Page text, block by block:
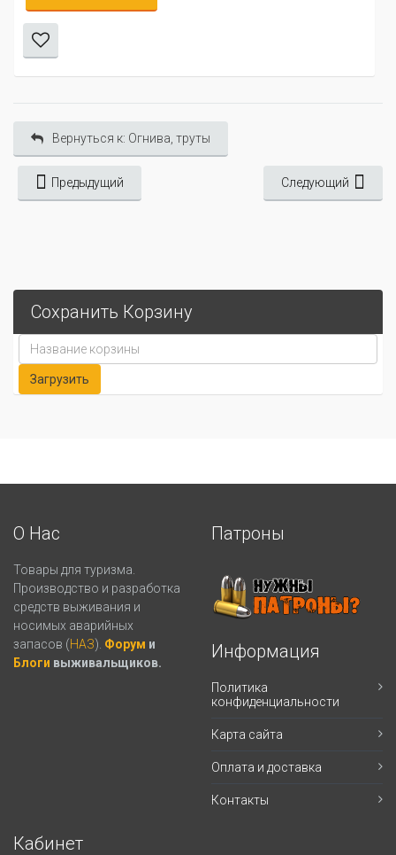
Вернуться к: Огнива, труты
Предыдущий Следующий
Сохранить Корзину
О Нас
Товары для туризма.
Производство и разработка
средств выживания и
носимых аварийных
запасов (НАЗ). Форум и
Блоги выживальщиков.
Патроны
Информация
Политика
конфиденциальности
Карта сайта
Оплата и доставка
Контакты
Кабинет